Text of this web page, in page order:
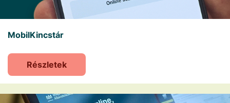
MobilKincstár
Részletek